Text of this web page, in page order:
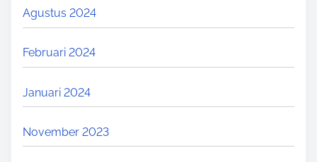
Agustus 2024
Februari 2024
Januari 2024
November 2023